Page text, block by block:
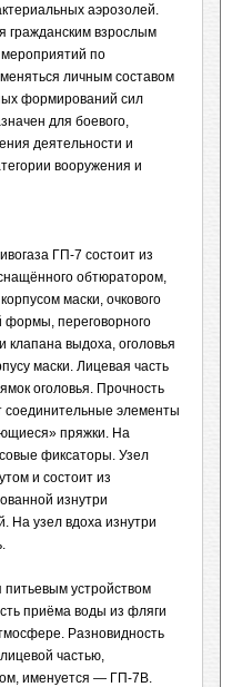
аэрозолей.
гражданским взрослым
по
личным составом
формирований сил
для боевого,
деятельности и
вооружения и
ГП-7 состоит из
обтюратором,
маски, очкового
формы, переговорного
клапана выдоха, оголовья
маски. Лицевая часть
оголовья. Прочность
элементы
пряжки. На
фиксаторы. Узел
и состоит из
изнутри
На узел вдоха изнутри
устройством
приёма воды из фляги
Разновидность
частью,
именуется — ГП-7В.